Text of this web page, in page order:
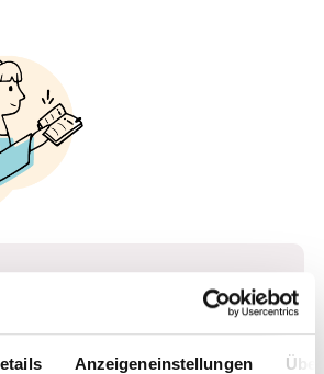
Anzeigeneinstellungen
(online)